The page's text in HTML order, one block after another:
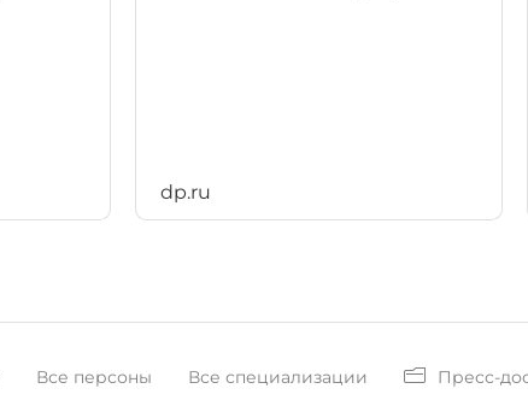
dp.ru
Все персоны Все специализации Пресс-